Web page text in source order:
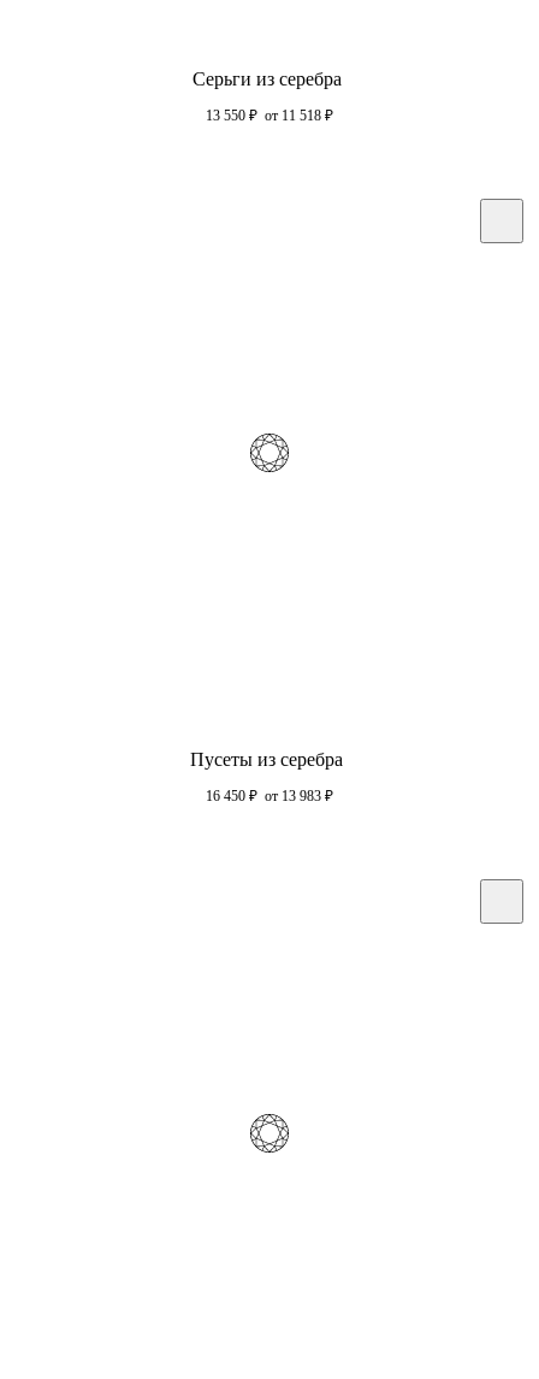
Серьги из серебра
13 550 ₽ от 11 518 ₽
Пусеты из серебра
16 450 ₽ от 13 983 ₽